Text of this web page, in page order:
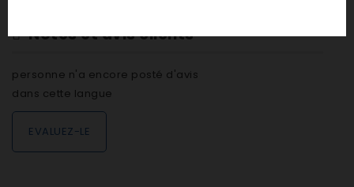
Notes et avis clients
personne n'a encore posté d'avis
dans cette langue
EVALUEZ-LE